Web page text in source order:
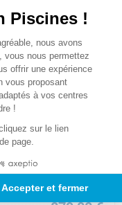
799
ICE 1240 WL
Piscines !
du
nous avons
vous nous permettez
offrir une expérience
vous proposant
à vos centres
!
sur le lien
page.
Accepter et fermer